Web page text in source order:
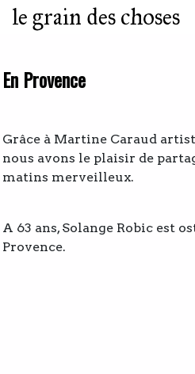
le grain des choses
En Provence
Grâce à Martine Caraud
nous avons le plaisir de
matins merveilleux.
A 63 ans, Solange Robic est
Provence.